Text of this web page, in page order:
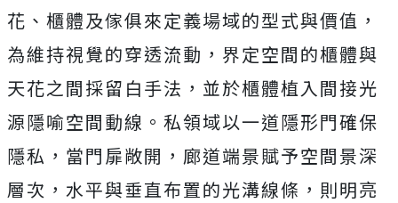
花、櫃體及傢俱來定義場域的型式與價值，
為維持視覺的穿透流動，界定空間的櫃體與
天花之間採留白手法，並於櫃體植入間接光
源隱喻空間動線。私領域以一道隱形門確保
隱私，當門扉敞開，廊道端景賦予空間景深
層次，水平與垂直布置的光溝線條，則明亮